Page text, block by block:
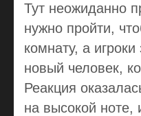
Тут неожиданно
нужно пройти,
комнату, а
новый человек,
Реакция
на высокой ноте,